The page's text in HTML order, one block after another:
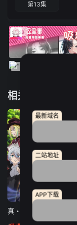
第13集
相关推荐
12集全
最新域名
二站地址
APP下载